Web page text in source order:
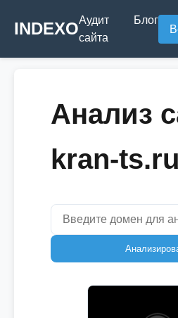
INDEXOАудит
сайта
Блог
Анализ
kran-ts.ru